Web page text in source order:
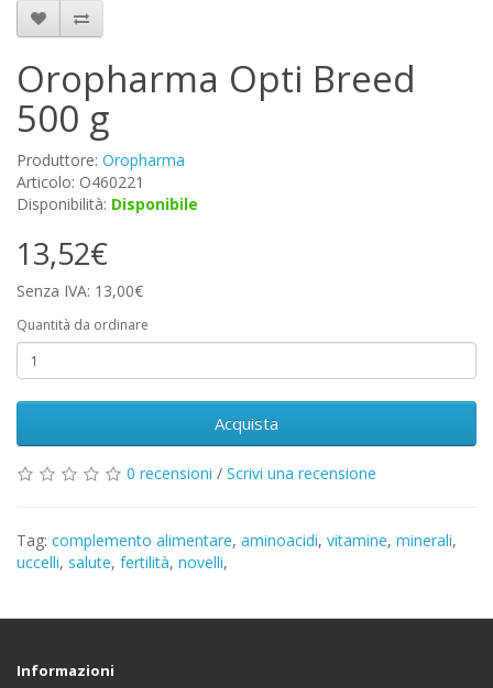
Oropharma Opti Breed
500 g
Produttore: Oropharma
Articolo: O460221
Disponibilità: Disponibile
13,52€
Senza IVA: 13,00€
Quantità da ordinare
Acquista
0 recensioni / Scrivi una recensione
Tag: complemento alimentare, aminoacidi, vitamine, minerali,
uccelli, salute, fertilità, novelli,
Informazioni